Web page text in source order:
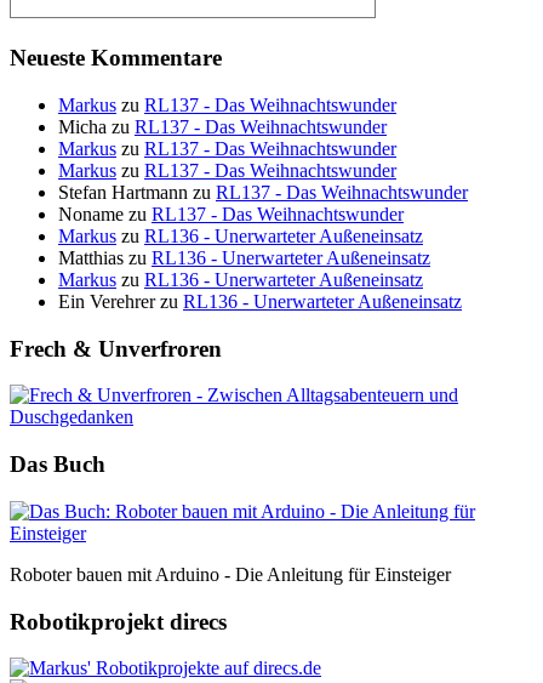
Neueste Kommentare
Markus zu RL137 - Das Weihnachtswunder
Micha zu RL137 - Das Weihnachtswunder
Markus zu RL137 - Das Weihnachtswunder
Markus zu RL137 - Das Weihnachtswunder
Stefan Hartmann zu RL137 - Das Weihnachtswunder
Noname zu RL137 - Das Weihnachtswunder
Markus zu RL136 - Unerwarteter Außeneinsatz
Matthias zu RL136 - Unerwarteter Außeneinsatz
Markus zu RL136 - Unerwarteter Außeneinsatz
Ein Verehrerzu RL136 - Unerwarteter Außeneinsatz
Frech & Unverfroren
Das Buch
Roboter bauen mit Arduino - Die Anleitung für Einsteiger
Robotikprojekt direcs